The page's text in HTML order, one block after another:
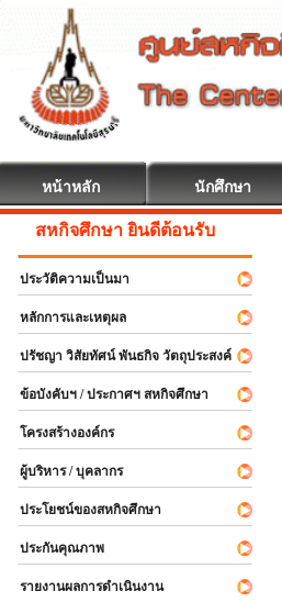
หน้าหลัก นักศึกษา
สหกิจศึกษา ยินดีต้อนรับ
ประวัติความเป็นมา
หลักการและเหตุผล
ปรัชญา วิสัยทัศน์ พันธกิจ วัตถุประสงค์
ข้อบังคับฯ / ประกาศฯ สหกิจศึกษา
โครงสร้างองค์กร
ผู้บริหาร / บุคลากร
ประโยชน์ของสหกิจศึกษา
ประกันคุณภาพ
รายงานผลการดำเนินงาน